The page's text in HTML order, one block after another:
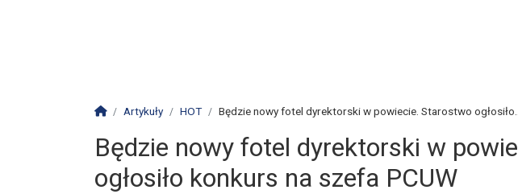
Strona główna
Artykuły HOT Będzie nowy fotel dyrektorski w powiecie. Starostwo ogłosiło...
Będzie nowy fotel dyrektorski w
ogłosiło konkurs na szefa PCUW